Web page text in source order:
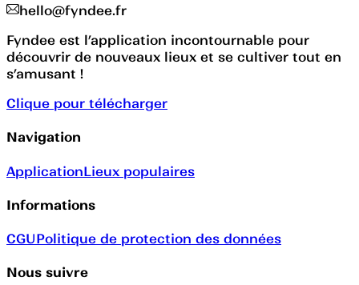
hello@fyndee.fr
Fyndee est l’application incontournable pour
découvrir de nouveaux lieux et se cultiver tout en
s’amusant !
Clique pour télécharger
Navigation
ApplicationLieux populaires
Informations
CGUPolitique de protection des données
Nous suivre